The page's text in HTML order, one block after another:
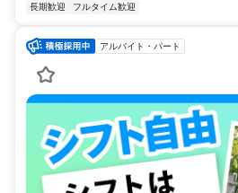
長期歓迎
フルタイム歓迎
アルバイト・パート